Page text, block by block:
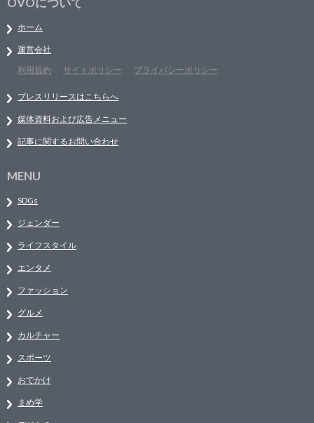
ホーム
運営会社
利用規約
サイトポリシー プライバシーポリシー
プレスリリースはこちらへ
媒体資料および広告メニュー
記事に関するお問い合わせ
MENU
SDGs
ジェンダー
ライフスタイル
エンタメ
ファッション
グルメ
カルチャー
スポーツ
おでかけ
まめ学